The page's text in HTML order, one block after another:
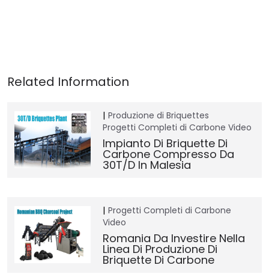
Produzione di Briquettes
Progetti Completi di Carbone Video
Impianto Di Briquette Di
Carbone Compresso Da
30T/D In Malesia
Progetti Completi di Carbone
Video
Romania Da Investire Nella
Linea Di Produzione Di
Briquette Di Carbone